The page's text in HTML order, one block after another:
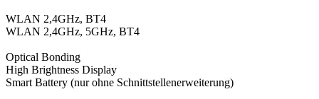
WLAN 2,4GHz, BT4
WLAN 2,4GHz, 5GHz, BT4
Optical Bonding
High Brightness Display
Smart Battery (nur ohne Schnittstellenerweiterung)